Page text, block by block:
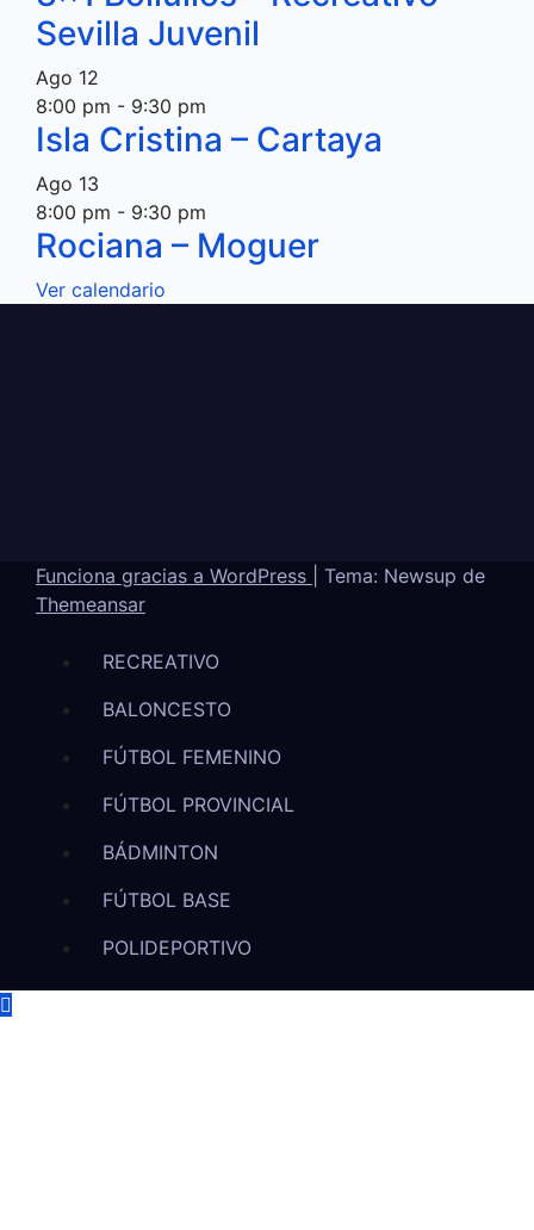
Sevilla Juvenil
Ago 12
8:00 pm - 9:30 pm
Isla Cristina – Cartaya
Ago 13
8:00 pm - 9:30 pm
Rociana – Moguer
Ver calendario
Funciona gracias a WordPress
Tema: Newsup de
Themeansar
RECREATIVO
BALONCESTO
FÚTBOL FEMENINO
FÚTBOL PROVINCIAL
BÁDMINTON
FÚTBOL BASE
POLIDEPORTIVO